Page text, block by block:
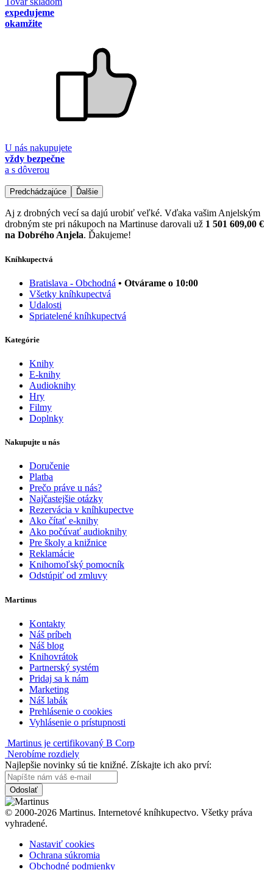
expedujeme
okamžite
U nás nakupujete
vždy bezpečne
a s dôverou
Predchádzajúce Ďalšie
Aj z drobných vecí sa dajú urobiť veľké. Vďaka vašim Anjelským
drobným ste pri nákupoch na Martinuse darovali už 1 501 609,00 €
na Dobrého Anjela. Ďakujeme!
Kníhkupectvá
Bratislava - Obchodná • Otvárame o 10:00
Všetky kníhkupectvá
Udalosti
Spriatelené kníhkupectvá
Kategórie
Knihy
E-knihy
Audioknihy
Hry
Filmy
Doplnky
Nakupujte u nás
Doručenie
Platba
Prečo práve u nás?
Najčastejšie otázky
Rezervácia v kníhkupectve
Ako čítať e-knihy
Ako počúvať audioknihy
Pre školy a knižnice
Reklamácie
Knihomoľský pomocník
Odstúpiť od zmluvy
Martinus
Kontakty
Náš príbeh
Náš blog
Knihovrátok
Partnerský systém
Pridaj sa k nám
Marketing
Náš labák
Prehlásenie o cookies
Vyhlásenie o prístupnosti
Martinus je certifikovaný B Corp
Nerobíme rozdiely
Najlepšie novinky sú tie knižné. Získajte ich ako prví:
Odoslať
© 2000-2026 Martinus. Internetové kníhkupectvo. Všetky práva
vyhradené.
Nastaviť cookies
Ochrana súkromia
Obchodné podmienky